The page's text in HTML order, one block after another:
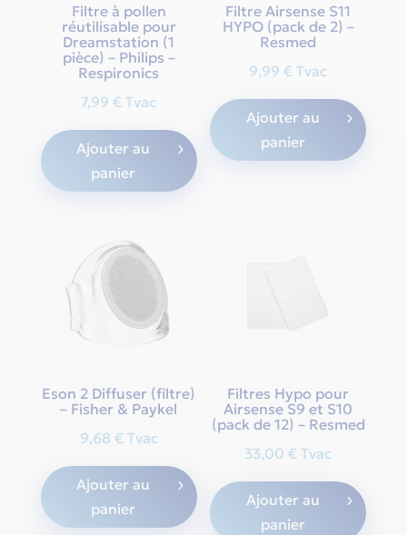
Filtre à pollen
réutilisable pour
Dreamstation (1
pièce) – Philips –
Respironics
7,99€ Tvac
Ajouter au
panier
Filtre Airsense S11
HYPO (pack de 2) –
Resmed
9,99€ Tvac
Ajouter au
panier
Eson 2 Diffuser (filtre)
– Fisher & Paykel
9,68 € Tvac
Ajouter au
panier
Filtres Hypo pour
Airsense S9 et S10
(pack de 12) – Resmed
33,00€ Tvac
Ajouter au
panier